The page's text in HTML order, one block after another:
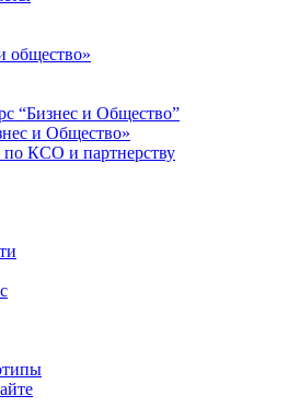
общество»
“Бизнес и Общество”
и Общество»
КСО и партнерству